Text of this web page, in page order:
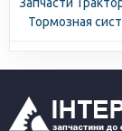
Запчасти
Тормозная